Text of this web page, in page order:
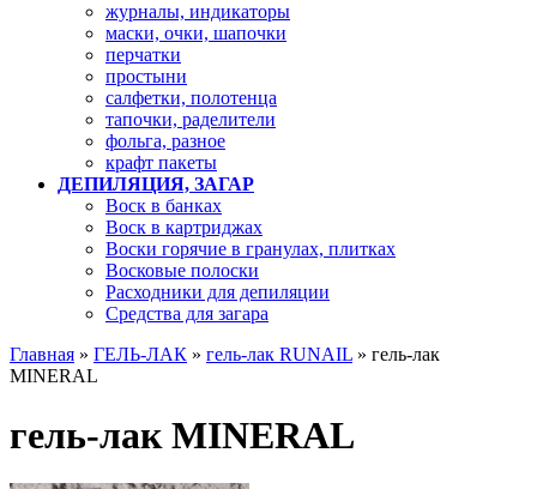
журналы, индикаторы
маски, очки, шапочки
перчатки
простыни
салфетки, полотенца
тапочки, раделители
фольга, разное
крафт пакеты
ДЕПИЛЯЦИЯ, ЗАГАР
Воск в банках
Воск в картриджах
Воски горячие в гранулах, плитках
Восковые полоски
Расходники для депиляции
Средства для загара
Главная » ГЕЛЬ-ЛАК » гель-лак RUNAIL » гель-лак
MINERAL
гель-лак MINERAL